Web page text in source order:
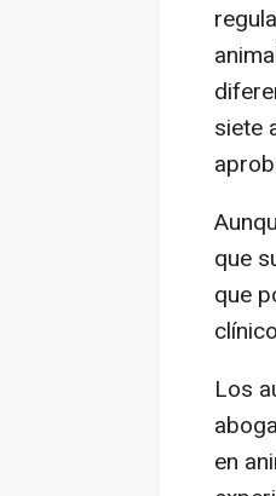
siete
que
que
Los
en